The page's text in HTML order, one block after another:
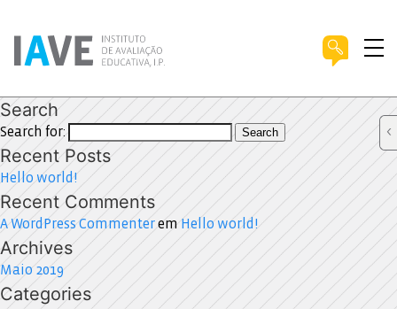
Search
Search for: Search
Recent Posts
Hello world!
Recent Comments
A WordPress Commenterem Hello world!
Archives
Maio 2019
Categories